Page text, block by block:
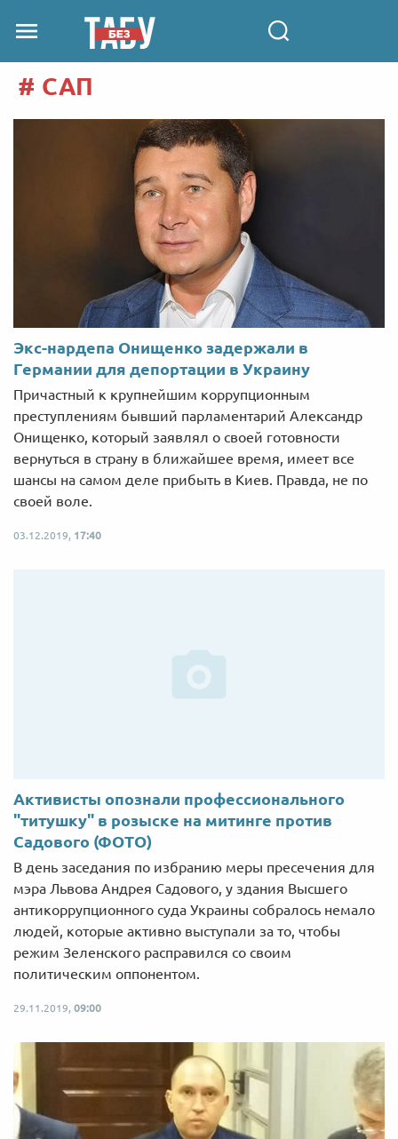
САП
Экс-нардепа Онищенко задержали в
Германии для депортации в Украину
Причастный к крупнейшим коррупционным
преступлениям бывший парламентарий Александр
Онищенко, который заявлял о своей готовности
вернуться в страну в ближайшее время, имеет все
шансы на самом деле прибыть в Киев. Правда, не по
своей воле.
03.12.2019, 17:40
Активисты опознали профессионального
"титушку" в розыске на митинге против
Садового (ФОТО)
В день заседания по избранию меры пресечения для
мэра Львова Андрея Садового, у здания Высшего
антикоррупционного суда Украины собралось немало
людей, которые активно выступали за то, чтобы
режим Зеленского расправился со своим
политическим оппонентом.
29.11.2019, 09:00